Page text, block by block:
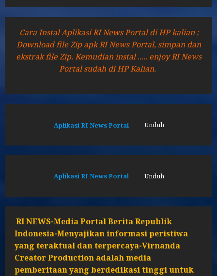
Cara Instal Aplikasi RI News Portal di HP kalian ;
Download file Zip apk RI News Portal, simpan dan
ekstrak file Zip. Kemudian instal ..... enjoy RI News
Portal sudah di HP Kalian.
Aplikasi RI News Portal Unduh
Aplikasi RI News Portal Unduh
RI NEWS-Media Portal Berita Republik
Indonesia-Menyajikan informasi peristiwa
yang teraktual dan terpercaya-Virnanda
Creator Production adalah media
pemberitaan yang berdedikasi tinggi untuk